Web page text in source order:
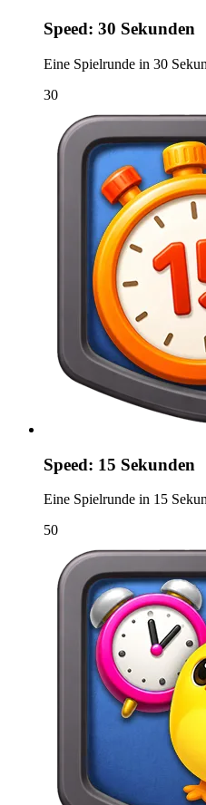
Speed: 30 Sekunden
Eine Spielrunde in 30
30
Speed: 15 Sekunden
Eine Spielrunde in 15
50